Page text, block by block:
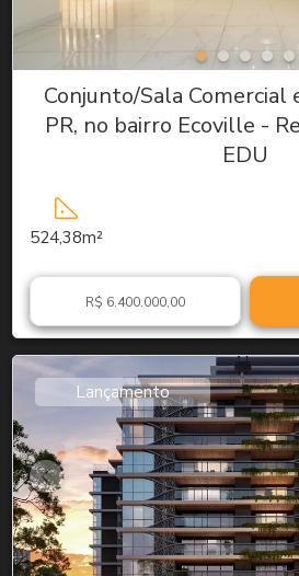
Conjunto/Sala Comercial
PR, no bairro Ecoville -
EDU
524,38m²
R$ 6.400.000,00
Lançamento